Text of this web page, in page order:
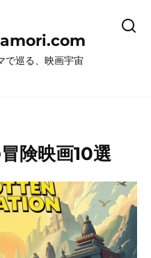
で巡る、映画宇宙
険映画10選